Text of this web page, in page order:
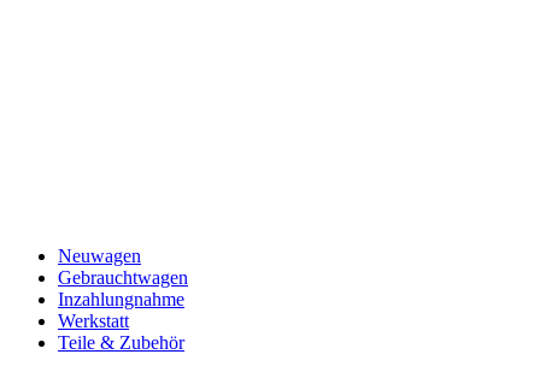
Neuwagen
Gebrauchtwagen
Inzahlungnahme
Werkstatt
Teile & Zubehör